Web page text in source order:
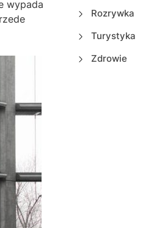
wypada
Rozrywka
Turystyka
Zdrowie